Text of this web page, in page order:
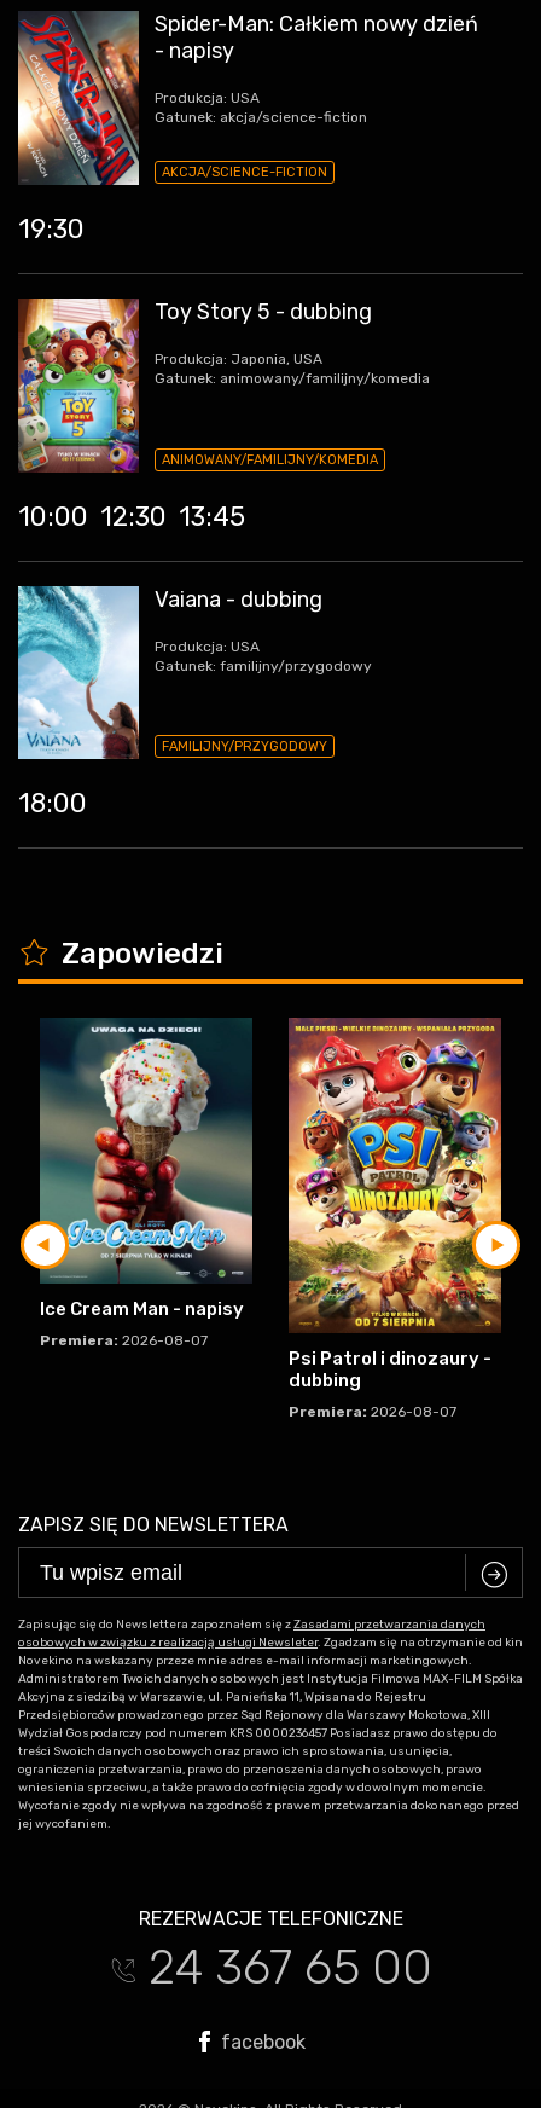
Spider-Man: Całkiem nowy dzień
- napisy
Produkcja: USA
Gatunek: akcja/science-fiction
AKCJA/SCIENCE-FICTION
19:30
Toy Story 5 - dubbing
Produkcja: Japonia, USA
Gatunek: animowany/familijny/komedia
ANIMOWANY/FAMILIJNY/KOMEDIA
10:00 12:30 13:45
Vaiana - dubbing
Produkcja: USA
Gatunek: familijny/przygodowy
FAMILIJNY/PRZYGODOWY
18:00
K Zapowiedzi
Ice Cream Man - napisy
Premiera: 2026-08-07
Psi Patrol i dinozaury -
dubbing
Premiera: 2026-08-07
ZAPISZ SIĘ DO NEWSLETTERA
C
Zapisując się do Newslettera zapoznałem się zZasadami przetwarzania danych
osobowych w związku z realizacją usługi Newsleter. Zgadzam się na otrzymanie od kin
Novekino na wskazany przeze mnie adres e-mail informacji marketingowych.
Administratorem Twoich danych osobowych jest Instytucja Filmowa MAX-FILM Spółka
Akcyjna z siedzibą w Warszawie, ul. Panieńska 11, Wpisana do Rejestru
Przedsiębiorców prowadzonego przez Sąd Rejonowy dla Warszawy Mokotowa, XIII
Wydział Gospodarczy pod numerem KRS 0000236457 Posiadasz prawo dostępu do
treści Swoich danych osobowych oraz prawo ich sprostowania, usunięcia,
ograniczenia przetwarzania, prawo do przenoszenia danych osobowych, prawo
wniesienia sprzeciwu, a także prawo do cofnięcia zgody w dowolnym momencie.
Wycofanie zgody nie wpływa na zgodność z prawem przetwarzania dokonanego przed
jej wycofaniem.
REZERWACJE TELEFONICZNE
t 24 367 65 00
facebook